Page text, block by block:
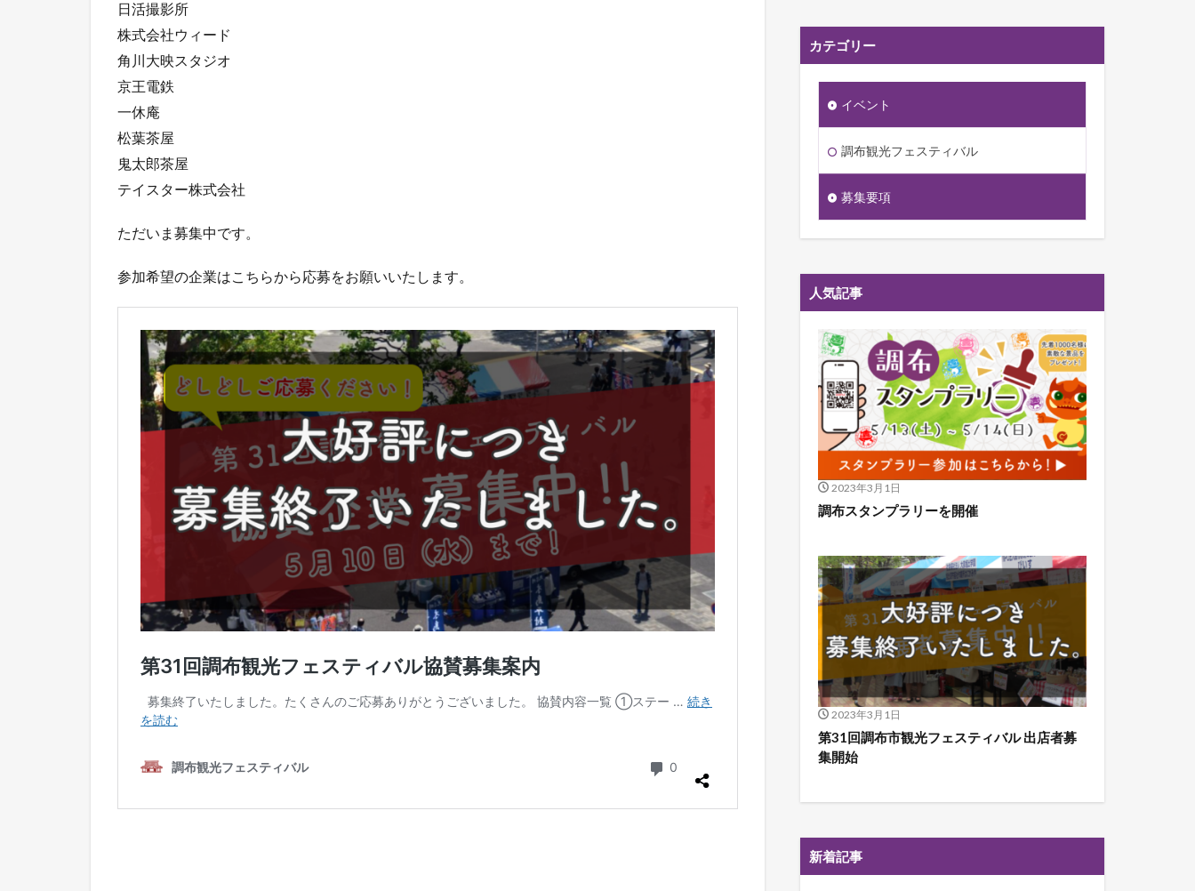
日活撮影所
株式会社ウィード
角川大映スタジオ
京王電鉄
一休庵
松葉茶屋
鬼太郎茶屋
テイスター株式会社
ただいま募集中です。
参加希望の企業はこちらから応募をお願いいたします。
カテゴリー
イベント
調布観光フェスティバル
募集要項
人気記事
2023年3月1日
調布スタンプラリーを開催
2023年3月1日
第31回調布市観光フェスティバル 出店者募
集開始
新着記事